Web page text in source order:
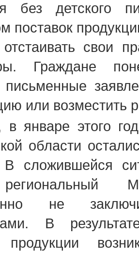
без детского
поставок
свои
Граждане
письменные
или возместить
в январе этого
области
сложившейся
не
В
продукции